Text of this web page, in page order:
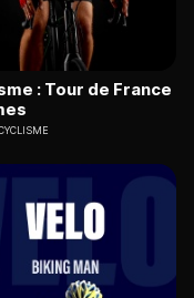
: Tour de France